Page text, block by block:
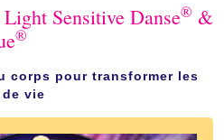
Sensitive Danse® &
®
corps pour transformer les
vie